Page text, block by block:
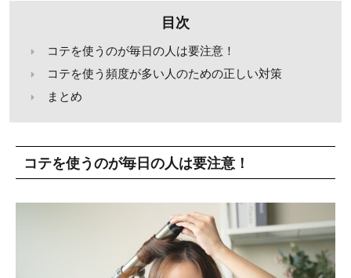
目次
コテを使うのが毎日の人は要注意！
コテを使う頻度が多い人のための正しい対策
まとめ
コテを使うのが毎日の人は要注意！